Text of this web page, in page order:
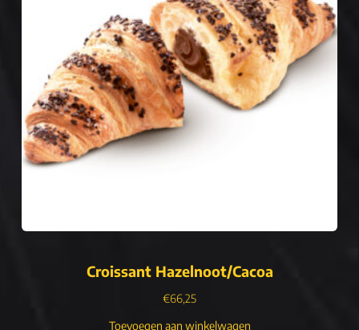
Croissant Hazelnoot/Cacoa
€66,25
Toevoegen aan winkelwagen